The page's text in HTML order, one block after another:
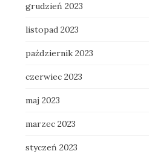
grudzień 2023
listopad 2023
październik 2023
czerwiec 2023
maj 2023
marzec 2023
styczeń 2023